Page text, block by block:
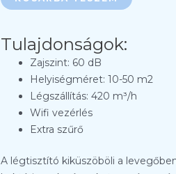
Tulajdonságok:
Zajszint: 60 dB
Helyiségméret: 10-50 m2
Légszállítás: 420 m³/h
Wifi vezérlés
Extra szűrő
A légtisztító kiküszöböli a